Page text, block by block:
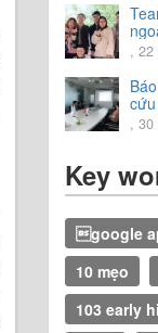
vời.
, 22
, 30
Key
google
10 mẹo
103 early